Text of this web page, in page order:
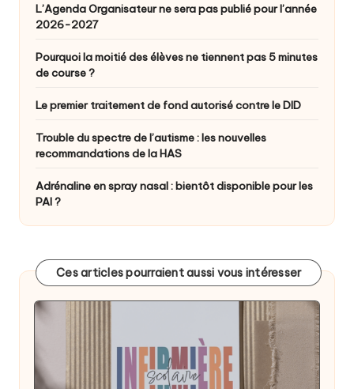
L’Agenda Organisateur ne sera pas publié pour l’année
2026-2027
Pourquoi la moitié des élèves ne tiennent pas 5 minutes
de course ?
Le premier traitement de fond autorisé contre le DID
Trouble du spectre de l’autisme : les nouvelles
recommandations de la HAS
Adrénaline en spray nasal : bientôt disponible pour les
PAI ?
Ces articles pourraient aussi vous intéresser